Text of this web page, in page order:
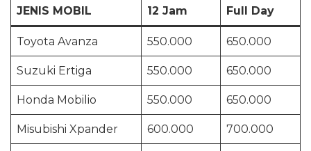
JENIS MOBIL 12 Jam Full Day
Toyota Avanza 550.000 650.000
Suzuki Ertiga 550.000 650.000
Honda Mobilio 550.000 650.000
Misubishi Xpander 600.000 700.000